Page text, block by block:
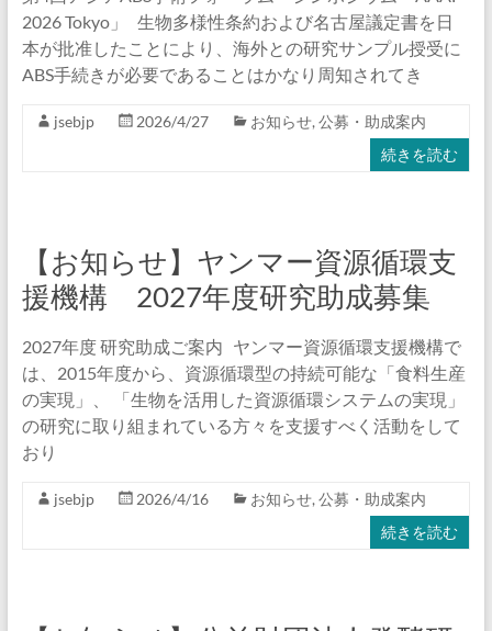
2026 Tokyo」 生物多様性条約および名古屋議定書を日
本が批准したことにより、海外との研究サンプル授受に
ABS手続きが必要であることはかなり周知されてき
jsebjp 2026/4/27 お知らせ, 公募・助成案内
続きを読む
【お知らせ】ヤンマー資源循環支
援機構 2027年度研究助成募集
2027年度 研究助成ご案内 ヤンマー資源循環支援機構で
は、2015年度から、資源循環型の持続可能な「食料生産
の実現」、 「生物を活用した資源循環システムの実現」
の研究に取り組まれている方々を支援すべく活動をして
おり
jsebjp 2026/4/16 お知らせ, 公募・助成案内
続きを読む